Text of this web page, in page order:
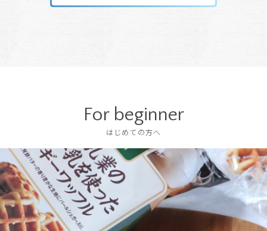
For beginner
はじめての方へ